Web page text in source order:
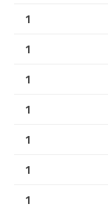
1
1
1
1
1
1
1